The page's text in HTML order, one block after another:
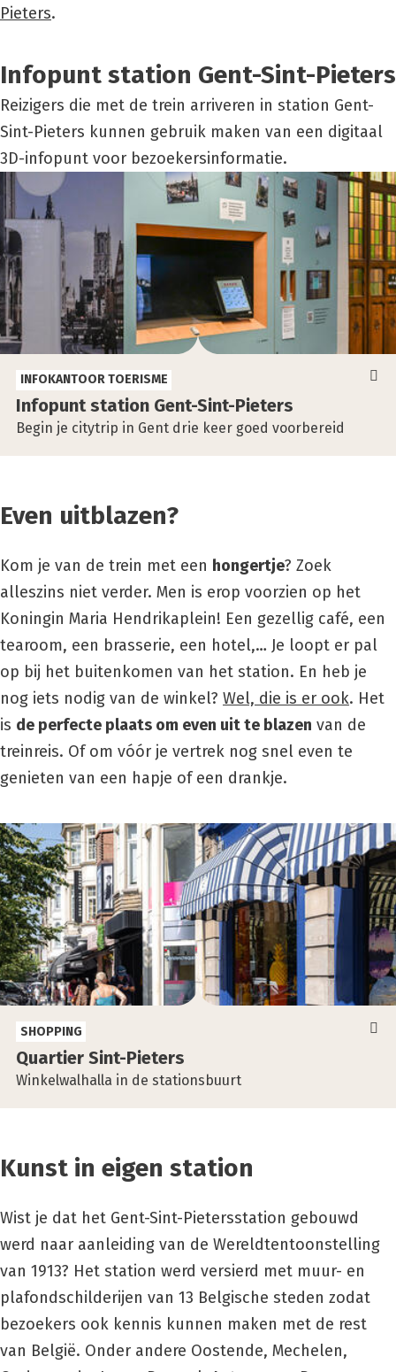
Pieters.
Infop­unt sta­ti­on Gent-Sint-Pie­ters
Reizigers die met de trein arriveren in station Gent-
Sint-Pieters kunnen gebruik maken van een digitaal
3D-infopunt voor bezoekersinformatie.
Infop­unt sta­ti­on Gent-Sint-Pie­ters
Begin je citytrip in Gent drie keer goed voorbereid
INFOKANTOOR TOERISME
Even uitblazen?
Kom je van de trein met een hongertje? Zoek
alleszins niet verder. Men is erop voorzien op het
Koningin Maria Hendrikaplein! Een gezellig café, een
tearoom, een brasserie, een hotel,… Je loopt er pal
op bij het buitenkomen van het station. En heb je
nog iets nodig van de winkel? Wel, die is er ook. Het
is de perfecte plaats om even uit te blazen van de
treinreis. Of om vóór je vertrek nog snel even te
genieten van een hapje of een drankje.
Quar­tier Sint-Pie­ters
Winkelwalhalla in de stationsbuurt
SHOPPING
Kunst in eigen station
Wist je dat het Gent-Sint-Pietersstation gebouwd
werd naar aanleiding van de Wereldtentoonstelling
van 1913? Het station werd versierd met muur- en
plafondschilderijen van 13 Belgische steden zodat
bezoekers ook kennis kunnen maken met de rest
van België. Onder andere Oostende, Mechelen,